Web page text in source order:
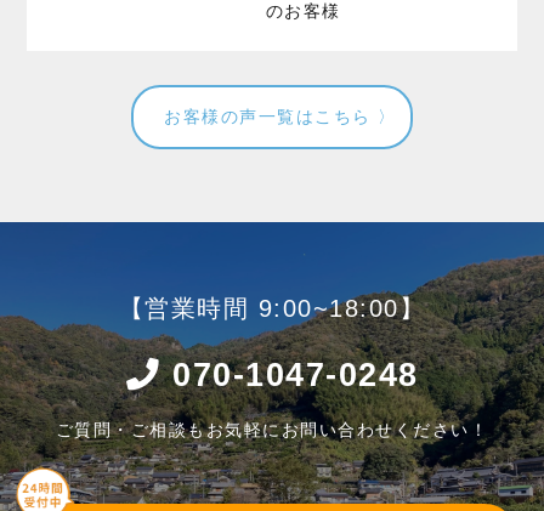
のお客様
お客様の声一覧はこちら
【営業時間 9:00~18:00】
070-1047-0248
ご質問・ご相談もお気軽にお問い合わせください！